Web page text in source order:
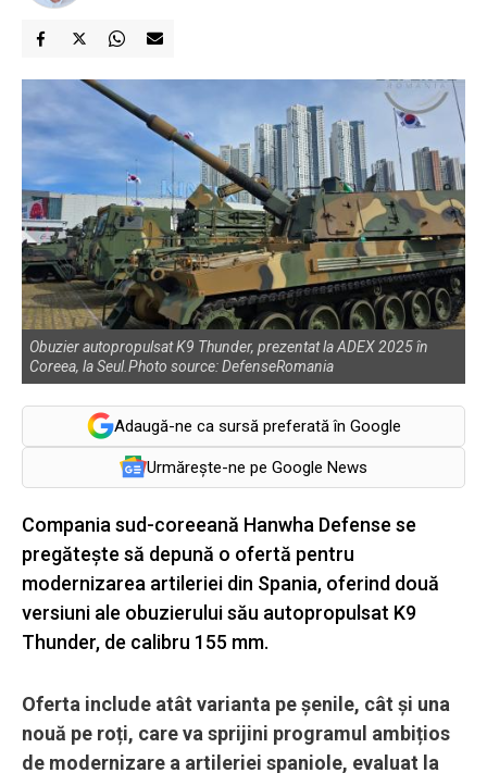
Obuzier autopropulsat K9 Thunder, prezentat la ADEX 2025 în
Coreea, la Seul.Photo source: DefenseRomania
Adaugă-ne ca sursă preferată în Google
Urmărește-ne pe Google News
Compania sud-coreeană Hanwha Defense se
pregătește să depună o ofertă pentru
modernizarea artileriei din Spania, oferind două
versiuni ale obuzierului său autopropulsat K9
Thunder, de calibru 155 mm.
Oferta include atât varianta pe șenile, cât și una
nouă pe roți, care va sprijini programul ambițios
de modernizare a artileriei spaniole, evaluat la